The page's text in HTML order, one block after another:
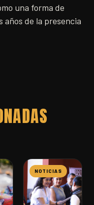
una forma de
de la presencia
NOTICIAS